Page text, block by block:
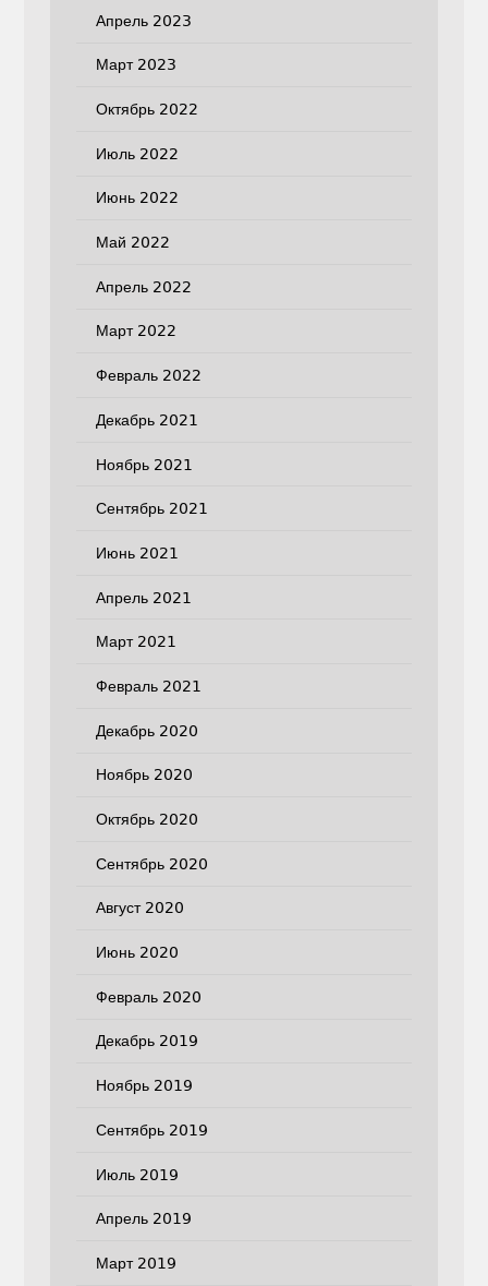
Апрель 2023
Март 2023
Октябрь 2022
Июль 2022
Июнь 2022
Май 2022
Апрель 2022
Март 2022
Февраль 2022
Декабрь 2021
Ноябрь 2021
Сентябрь 2021
Июнь 2021
Апрель 2021
Март 2021
Февраль 2021
Декабрь 2020
Ноябрь 2020
Октябрь 2020
Сентябрь 2020
Август 2020
Июнь 2020
Февраль 2020
Декабрь 2019
Ноябрь 2019
Сентябрь 2019
Июль 2019
Апрель 2019
Март 2019